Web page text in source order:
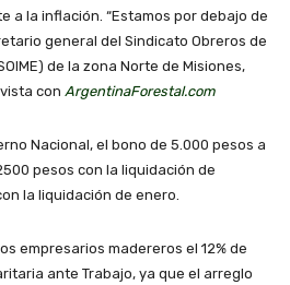
a la inflación. “Estamos por debajo de
general del Sindicato Obreros de
de la zona Norte de Misiones,
con ArgentinaForestal.com
Nacional, el bono de 5.000 pesos a
pesos con la liquidación de
la liquidación de enero.
empresarios madereros el 12% de
ante Trabajo, ya que el arreglo